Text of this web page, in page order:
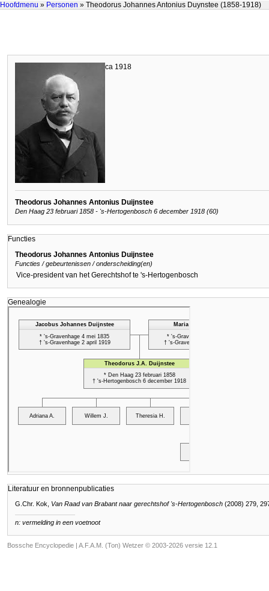
Hoofdmenu » Personen » Theodorus Johannes Antonius Duynstee (1858-1918)
ca 1918
Theodorus Johannes Antonius Duijnstee
Den Haag 23 februari 1858 - 's-Hertogenbosch 6 december 1918 (60)
Functies
Theodorus Johannes Antonius Duijnstee
Functies / gebeurtenissen / onderscheiding(en)
Vice-president van het Gerechtshof te 's-Hertogenbosch
Genealogie
Literatuur en bronnenpublicaties
G.Chr. Kok, Van Raad van Brabant naar gerechtshof 's-Hertogenbosch (2008) 279,
n: vermelding in een voetnoot
Bossche Encyclopedie | A.F.A.M. (Ton) Wetzer © 2003-2026 versie 12.1